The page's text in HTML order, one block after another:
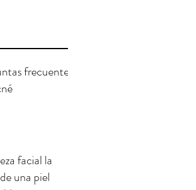
frecuentes
facial la
una piel